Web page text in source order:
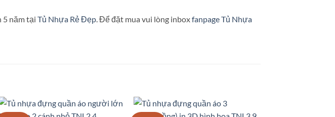
5 năm tại Tủ Nhựa Rẻ Đẹp . Để đặt mua vui lòng inboxfanpage Tủ Nhựa